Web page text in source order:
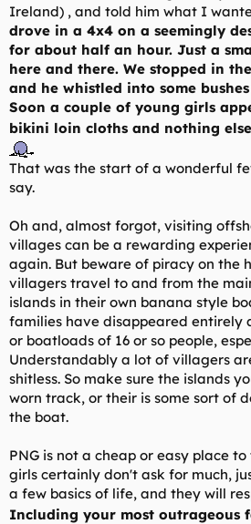
Ireland) , and told him what I
drove in a 4x4 on a seemingly
for about half an hour. Just a
here and there. We stopped in
and he whistled into some
Soon a couple of young girls
bikini loin cloths and nothing
That was the start of a wonderful
say.
Oh and, almost forgot, visiting
villages can be a rewarding
again. But beware of piracy on the
villagers travel to and from the
islands in their own banana style
families have disappeared entirely
or boatloads of 16 or so people,
Understandably a lot of villagers
shitless. So make sure the islands
worn track, or their is some sort of
the boat.
PNG is not a cheap or easy place
girls certainly don't ask for much,
a few basics of life, and they will
Including your most outrageous